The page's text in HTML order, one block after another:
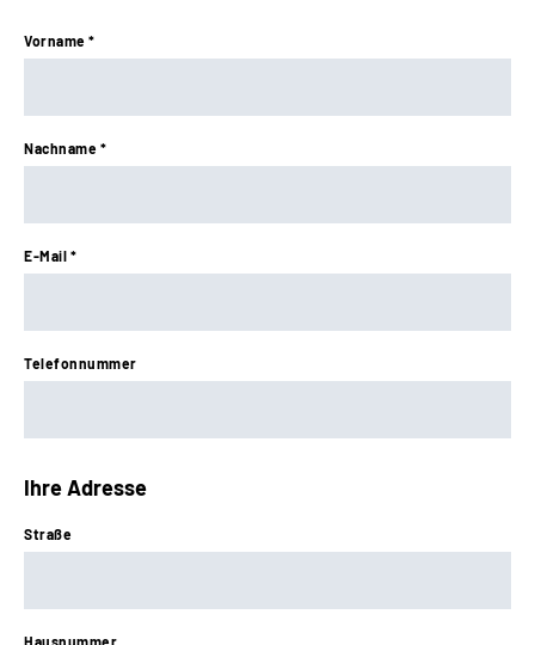
Vorname *
Nachname *
E-Mail *
Telefonnummer
Ihre Adresse
Straße
Hausnummer